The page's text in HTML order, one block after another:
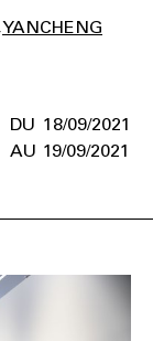
YANCHENG
18/09/2021
19/09/2021